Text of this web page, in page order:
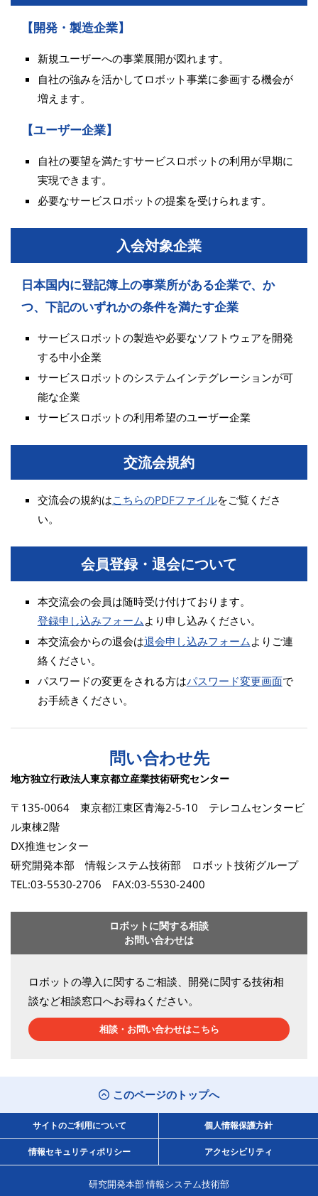
【開発・製造企業】
新規ユーザーへの事業展開が図れます。
自社の強みを活かしてロボット事業に参画する機会が
増えます。
【ユーザー企業】
自社の要望を満たすサービスロボットの利用が早期に
実現できます。
必要なサービスロボットの提案を受けられます。
入会対象企業
日本国内に登記簿上の事業所がある企業で、か
つ、下記のいずれかの条件を満たす企業
サービスロボットの製造や必要なソフトウェアを開発
する中小企業
サービスロボットのシステムインテグレーションが可
能な企業
サービスロボットの利用希望のユーザー企業
交流会規約
交流会の規約はこちらのPDFファイルをご覧くださ
い。
会員登録・退会について
本交流会の会員は随時受け付けております。
登録申し込みフォームより申し込みください。
本交流会からの退会は退会申し込みフォームよりご連
絡ください。
パスワードの変更をされる方はパスワード変更画面で
お手続きください。
問い合わせ先
地方独立行政法人東京都立産業技術研究センター
〒135-0064 東京都江東区青海2-5-10 テレコムセンタービ
ル東棟2階
DX推進センター
研究開発本部 情報システム技術部 ロボット技術グループ
TEL:03-5530-2706 FAX:03-5530-2400
ロボットに関する相談
お問い合わせは
ロボットの導入に関するご相談、開発に関する技術相
談など相談窓口へお尋ねください。
相談・お問い合わせはこちら
このページのトップへ
サイトのご利用について 個人情報保護方針
情報セキュリティポリシー アクセシビリティ
研究開発本部 情報システム技術部